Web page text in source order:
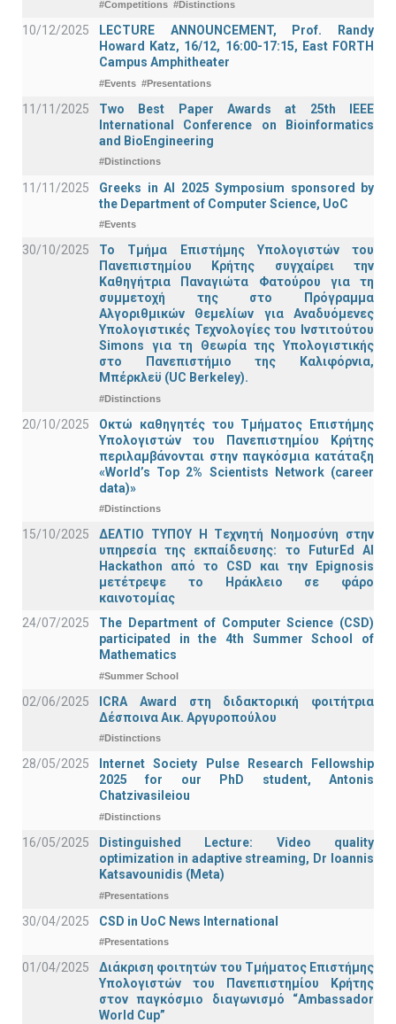
#Competitions #Distinctions
10/12/2025
LECTURE ANNOUNCEMENT, Prof. Randy
Howard Katz, 16/12, 16:00-17:15, East FORTH
Campus Amphitheater
#Events #Presentations
11/11/2025
Two Best Paper Awards at 25th IEEE
International Conference on Bioinformatics
and BioEngineering
#Distinctions
11/11/2025
Greeks in AI 2025 Symposium sponsored by
the Department of Computer Science, UoC
#Events
30/10/2025
Το Τμήμα Επιστήμης Υπολογιστών του
Πανεπιστημίου Κρήτης συγχαίρει την
Καθηγήτρια Παναγιώτα Φατούρου για τη
συμμετοχή της στο Πρόγραμμα
Αλγοριθμικών Θεμελίων για Αναδυόμενες
Υπολογιστικές Τεχνολογίες του Ινστιτούτου
Simons για τη Θεωρία της Υπολογιστικής
στο Πανεπιστήμιο της Καλιφόρνια,
Μπέρκλεϋ (UC Berkeley).
#Distinctions
20/10/2025
Οκτώ καθηγητές του Τμήματος Επιστήμης
Υπολογιστών του Πανεπιστημίου Κρήτης
περιλαμβάνονται στην παγκόσμια κατάταξη
«World’s Top 2% Scientists Network (career
data)»
#Distinctions
15/10/2025
ΔΕΛΤΙΟ ΤΥΠΟΥ H Tεχνητή Νοημοσύνη στην
υπηρεσία της εκπαίδευσης: το FuturEd AI
Hackathon από το CSD και την Epignosis
μετέτρεψε το Ηράκλειο σε φάρο
καινοτομίας
24/07/2025
The Department of Computer Science (CSD)
participated in the 4th Summer School of
Mathematics
#Summer School
02/06/2025
ICRA Award στη διδακτορική φοιτήτρια
Δέσποινα Αικ. Αργυροπούλου
#Distinctions
28/05/2025
Internet Society Pulse Research Fellowship
2025 for our PhD student, Antonis
Chatzivasileiou
#Distinctions
16/05/2025
Distinguished Lecture: Video quality
optimization in adaptive streaming, Dr Ioannis
Katsavounidis (Meta)
#Presentations
30/04/2025 CSD in UoC News International
#Presentations
01/04/2025
Διάκριση φοιτητών του Τμήματος Επιστήμης
Υπολογιστών του Πανεπιστημίου Κρήτης
στον παγκόσμιο διαγωνισμό “Ambassador
World Cup”